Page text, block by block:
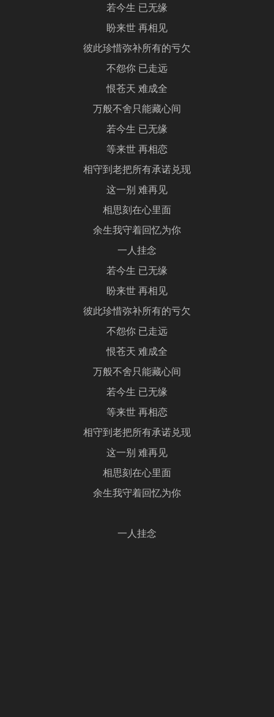
若今生 已无缘
盼来世 再相见
彼此珍惜弥补所有的亏欠
不怨你 已走远
恨苍天 难成全
万般不舍只能藏心间
若今生 已无缘
等来世 再相恋
相守到老把所有承诺兑现
这一别 难再见
相思刻在心里面
余生我守着回忆为你
一人挂念
若今生 已无缘
盼来世 再相见
彼此珍惜弥补所有的亏欠
不怨你 已走远
恨苍天 难成全
万般不舍只能藏心间
若今生 已无缘
等来世 再相恋
相守到老把所有承诺兑现
这一别 难再见
相思刻在心里面
余生我守着回忆为你
一人挂念